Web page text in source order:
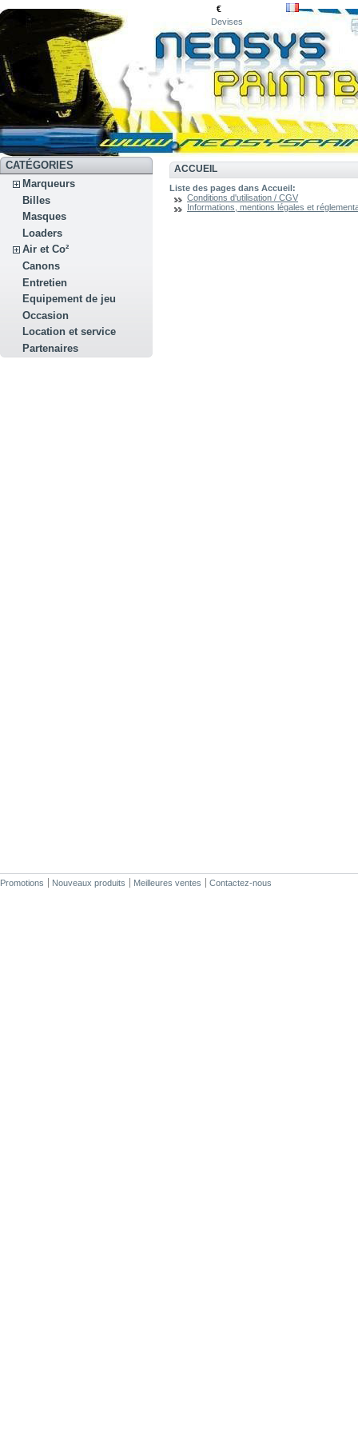
€
Devises
CATÉGORIES
Marqueurs
Billes
Masques
Loaders
Air et Co²
Canons
Entretien
Equipement de jeu
Occasion
Location et service
Partenaires
ACCUEIL
Liste des pages dans Accueil:
Conditions d'utilisation / CGV
Informations, mentions légales et
Promotions Nouveaux produits Meilleures ventes Contactez-nous